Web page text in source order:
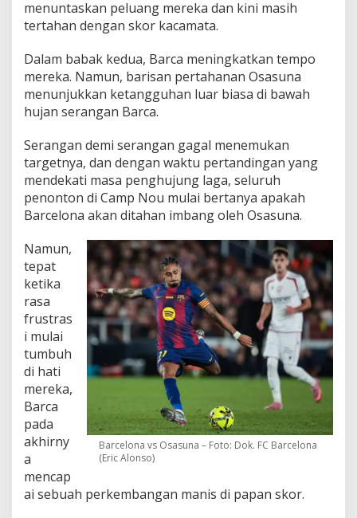
menuntaskan peluang mereka dan kini masih
tertahan dengan skor kacamata.
Dalam babak kedua, Barca meningkatkan tempo
mereka. Namun, barisan pertahanan Osasuna
menunjukkan ketangguhan luar biasa di bawah
hujan serangan Barca.
Serangan demi serangan gagal menemukan
targetnya, dan dengan waktu pertandingan yang
mendekati masa penghujung laga, seluruh
penonton di Camp Nou mulai bertanya apakah
Barcelona akan ditahan imbang oleh Osasuna.
Barcelona vs Osasuna – Foto: Dok. FC Barcelona
(Eric Alonso)
Namun,
tepat
ketika
rasa
frustras
i mulai
tumbuh
di hati
mereka,
Barca
pada
akhirny
a
mencap
ai sebuah perkembangan manis di papan skor.